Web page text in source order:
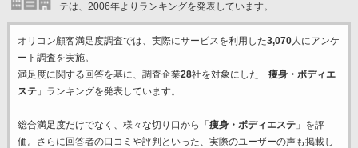
テは、2006年よりランキングを発表しています。
オリコン顧客満足度調査では、実際にサービスを利用した3,070人にアンケ
ート調査を実施。
満足度に関する回答を基に、調査企業28社を対象にした「 痩身・ボディエ
ステ」ランキングを発表しています。
総合満足度だけでなく、様々な切り口から「 痩身・ボディエステ」を評
価。さらに回答者の口コミや評判といった、実際のユーザーの声も掲載し